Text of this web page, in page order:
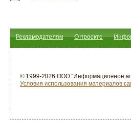
Рекламодателям О проекте
© 1999-2026 ООО "Информационное
Условия использования материалов